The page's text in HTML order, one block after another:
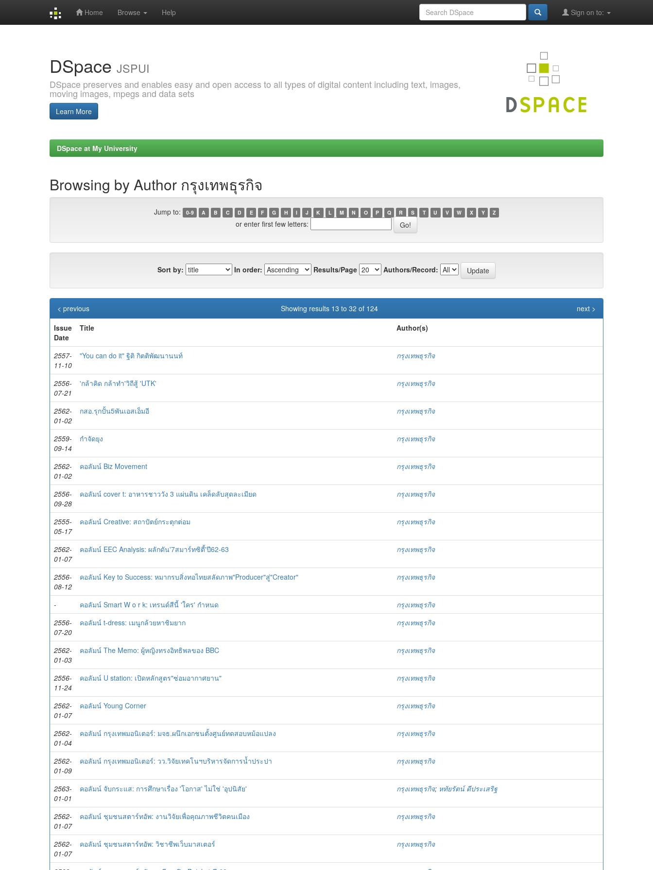
Home Browse Help Sign on to:
DSpace JSPUI
DSpace preserves and enables easy and open access to all types of digital content including text, images,
moving images, mpegs and data sets
Learn More
DSpace at My University
Browsing by Author กรุงเทพธุรกิจ
Jump to: 0-9 A B C D E F G H I J K L M N O P Q R S T U V W X Y Z
or enter first few letters:
Sort by: In order: Results/Page Authors/Record:
Showing results 13 to 32 of 124
< previous
next >
Issue
Date
Title Author(s)
2557-
11-10
"You can do it" ฐิติ กิตติพัฒนานนท์ กรุงเทพธุรกิจ
2556-
07-21
'กล้าคิด กล้าทำ'วิถีสู้ 'UTK' กรุงเทพธุรกิจ
2562-
01-02
กสอ.รุกปั้น5พันเอสเอ็มอี กรุงเทพธุรกิจ
2559-
09-14
กำจัดยุง กรุงเทพธุรกิจ
2562-
01-02
คอลัมน์ Biz Movement กรุงเทพธุรกิจ
2556-
09-28
คอลัมน์ cover t: อาหารชาววัง 3 แผ่นดิน เคล็ดลับสุดละเมียด กรุงเทพธุรกิจ
2555-
05-17
คอลัมน์ Creative: สถาปัตย์กระตุกต่อม กรุงเทพธุรกิจ
2562-
01-07
คอลัมน์ EEC Analysis: ผลักดัน'7สมาร์ทซิตี้'ปี62-63 กรุงเทพธุรกิจ
2556-
08-12
คอลัมน์ Key to Success: หมากรบสิ่งทอไทยสลัดภาพ"Producer"สู่"Creator" กรุงเทพธุรกิจ
- คอลัมน์ Smart W o r k: เทรนด์สีนี้ 'ใคร' กำหนด
กรุงเทพธุรกิจ
2556-
07-20
คอลัมน์ t-dress: เมนูกล้วยหาชิมยาก กรุงเทพธุรกิจ
2562-
01-03
คอลัมน์ The Memo: ผู้หญิงทรงอิทธิพลของ BBC กรุงเทพธุรกิจ
2556-
11-24
คอลัมน์ U station: เปิดหลักสูตร"ซ่อมอากาศยาน" กรุงเทพธุรกิจ
2562-
01-07
คอลัมน์ Young Corner กรุงเทพธุรกิจ
2562-
01-04
คอลัมน์ กรุงเทพมอนิเตอร์: มจธ.ผนึกเอกชนตั้งศูนย์ทดสอบหม้อแปลง กรุงเทพธุรกิจ
2562-
01-09
คอลัมน์ กรุงเทพมอนิเตอร์: วว.วิจัยเทคโนฯบริหารจัดการน้ำประปา กรุงเทพธุรกิจ
2563-
01-01
คอลัมน์ จับกระแส: การศึกษาเรื่อง 'โอกาส' ไม่ใช่ 'อุปนิสัย' กรุงเทพธุรกิจ; หทัยรัตน์ ดีประเสริฐ
2562-
01-07
คอลัมน์ ชุมชนสตาร์ทอัพ: งานวิจัยเพื่อคุณภาพชีวิตคนเมือง กรุงเทพธุรกิจ
2562-
01-07
คอลัมน์ ชุมชนสตาร์ทอัพ: วิชาชีพเว็บมาสเตอร์ กรุงเทพธุรกิจ